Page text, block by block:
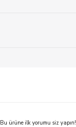
Bu ürüne ilk yorumu siz yapın!